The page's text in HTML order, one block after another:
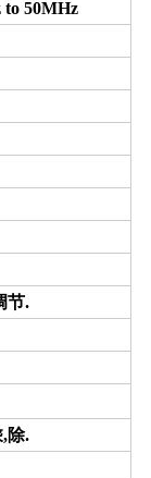
to 50MHz
节.
除.